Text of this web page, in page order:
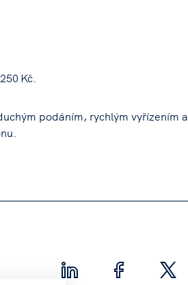
Kč.
podáním, rychlým vyřízením a